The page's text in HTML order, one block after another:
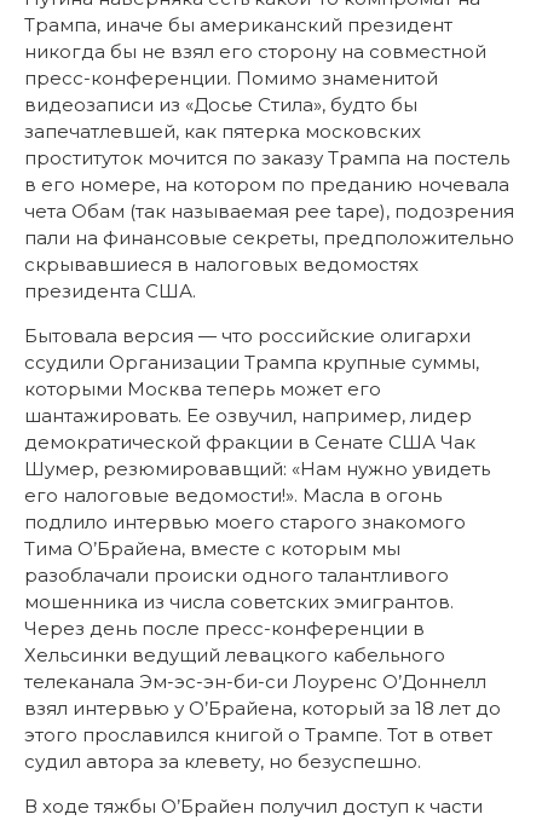
Трампа, иначе бы американский президент
никогда бы не взял его сторону на совместной
пресс-конференции. Помимо знаменитой
видеозаписи из «Досье Стила», будто бы
запечатлевшей, как пятерка московских
проституток мочится по заказу Трампа на постель
в его номере, на котором по преданию ночевала
чета Обам (так называемая pee tape), подозрения
пали на финансовые секреты, предположительно
скрывавшиеся в налоговых ведомостях
президента США.
Бытовала версия — что российские олигархи
ссудили Организации Трампа крупные суммы,
которыми Москва теперь может его
шантажировать. Ее озвучил, например, лидер
демократической фракции в Сенате США Чак
Шумер, резюмировавщий: «Нам нужно увидеть
его налоговые ведомости!». Масла в огонь
подлило интервью моего старого знакомого
Тима О’Брайена, вместе с которым мы
разоблачали происки одного талантливого
мошенника из числа советских эмигрантов.
Через день после пресс-конференции в
Хельсинки ведущий левацкого кабельного
телеканала Эм-эс-эн-би-си Лоуренс О’Доннелл
взял интервью у О’Брайена, который за 18 лет до
этого прославился книгой о Трампе. Тот в ответ
судил автора за клевету, но безуспешно.
В ходе тяжбы О’Брайен получил доступ к части